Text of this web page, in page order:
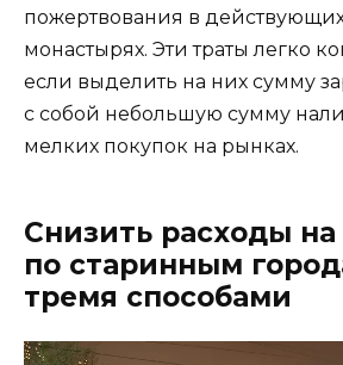
пожертвования в
монастырях. Эти траты легко
если выделить на них сумму
с собой небольшую сумму
мелких покупок на рынках.
Снизить расходы на
по старинным
тремя способами